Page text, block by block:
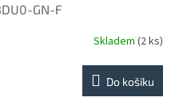
GN-F
Skladem (2 ks)
Do košíku